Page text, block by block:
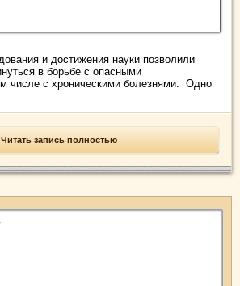
и достижения науки позволили
в борьбе с опасными
числе с хроническими болезнями. Одно
Читать запись полностью